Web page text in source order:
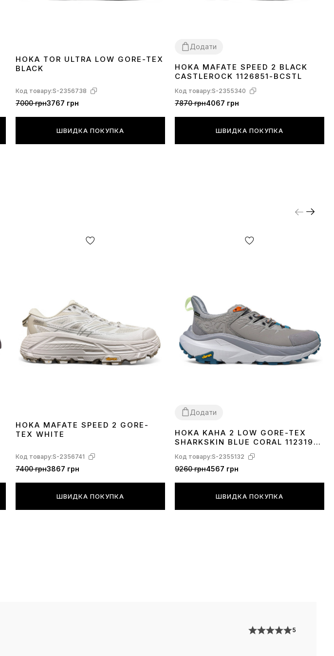
HOKA TOR ULTRA LOW GORE-TEX
BLACK
Код товару:S-2356738
7000 грн3767 грн
ШВИДКА ПОКУПКА
Додати
41 45
HOKA MAFATE SPEED 2 BLACK
CASTLEROCK 1126851-BCSTL
Код товару:S-2355340
7870 грн4067 грн
ШВИДКА ПОКУПКА
HOKA MAFATE SPEED 2 GORE-
TEX WHITE
Код товару:S-2356741
7400 грн3867 грн
ШВИДКА ПОКУПКА
Додати
41
HOKA KAHA 2 LOW GORE-TEX
SHARKSKIN BLUE CORAL 1123190-
Код товару:S-2355132
9260 грн4567 грн
ШВИДКА ПОКУПКА
5